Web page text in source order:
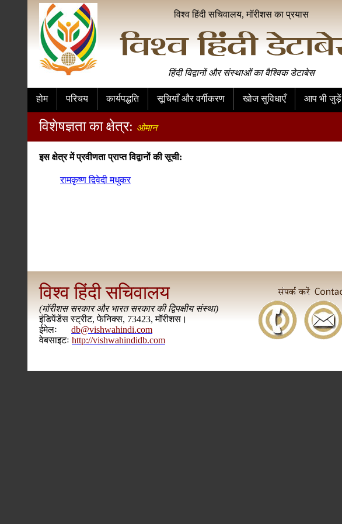
विश्व हिंदी सचिवालय, मॉरीशस का प्रयास
हिंदी विद्वानों और संस्थाओं का वैश्विक डेटाबेस
होम परिचय कार्यपद्धति सूचियाँ और वर्गीकरण खोज सुविधाएँ आप भी जुड़ें
विशेषज्ञता का क्षेत्र: ओमान
इस क्षेत्र में प्रवीणता प्राप्त विद्वानों की सूची:
रामकृष्ण द्विवेदी मधुकर
विश्व हिंदी सचिवालय
(मॉरीशस सरकार और भारत सरकार की द्विपक्षीय संस्था)
इंडिपेंडेंस स्ट्रीट, फेनिक्स, 73423, मॉरीशस।
ईमेलः
db@vishwahindi.com
वेबसाइटः http://vishwahindidb.com